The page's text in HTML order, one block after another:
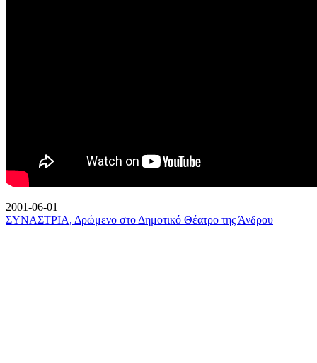
2001-06-01
ΣΥΝΑΣΤΡΙΑ, Δρώμενο στο Δημοτικό Θέατρο της Άνδρου